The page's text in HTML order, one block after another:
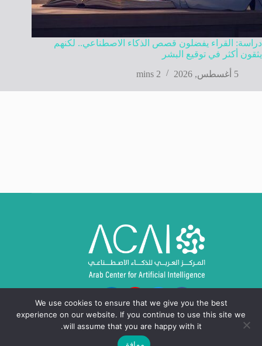
دراسة: القراء يفضلون قصص الذكاء الاصطناعي.. لكنهم
يثقون أكثر في توقيع البشر
5 أغسطس, 2026
2 mins
We use cookies to ensure that we give you the best
experience on our website. If you continue to use this site we
will assume that you are happy with it.
موافق